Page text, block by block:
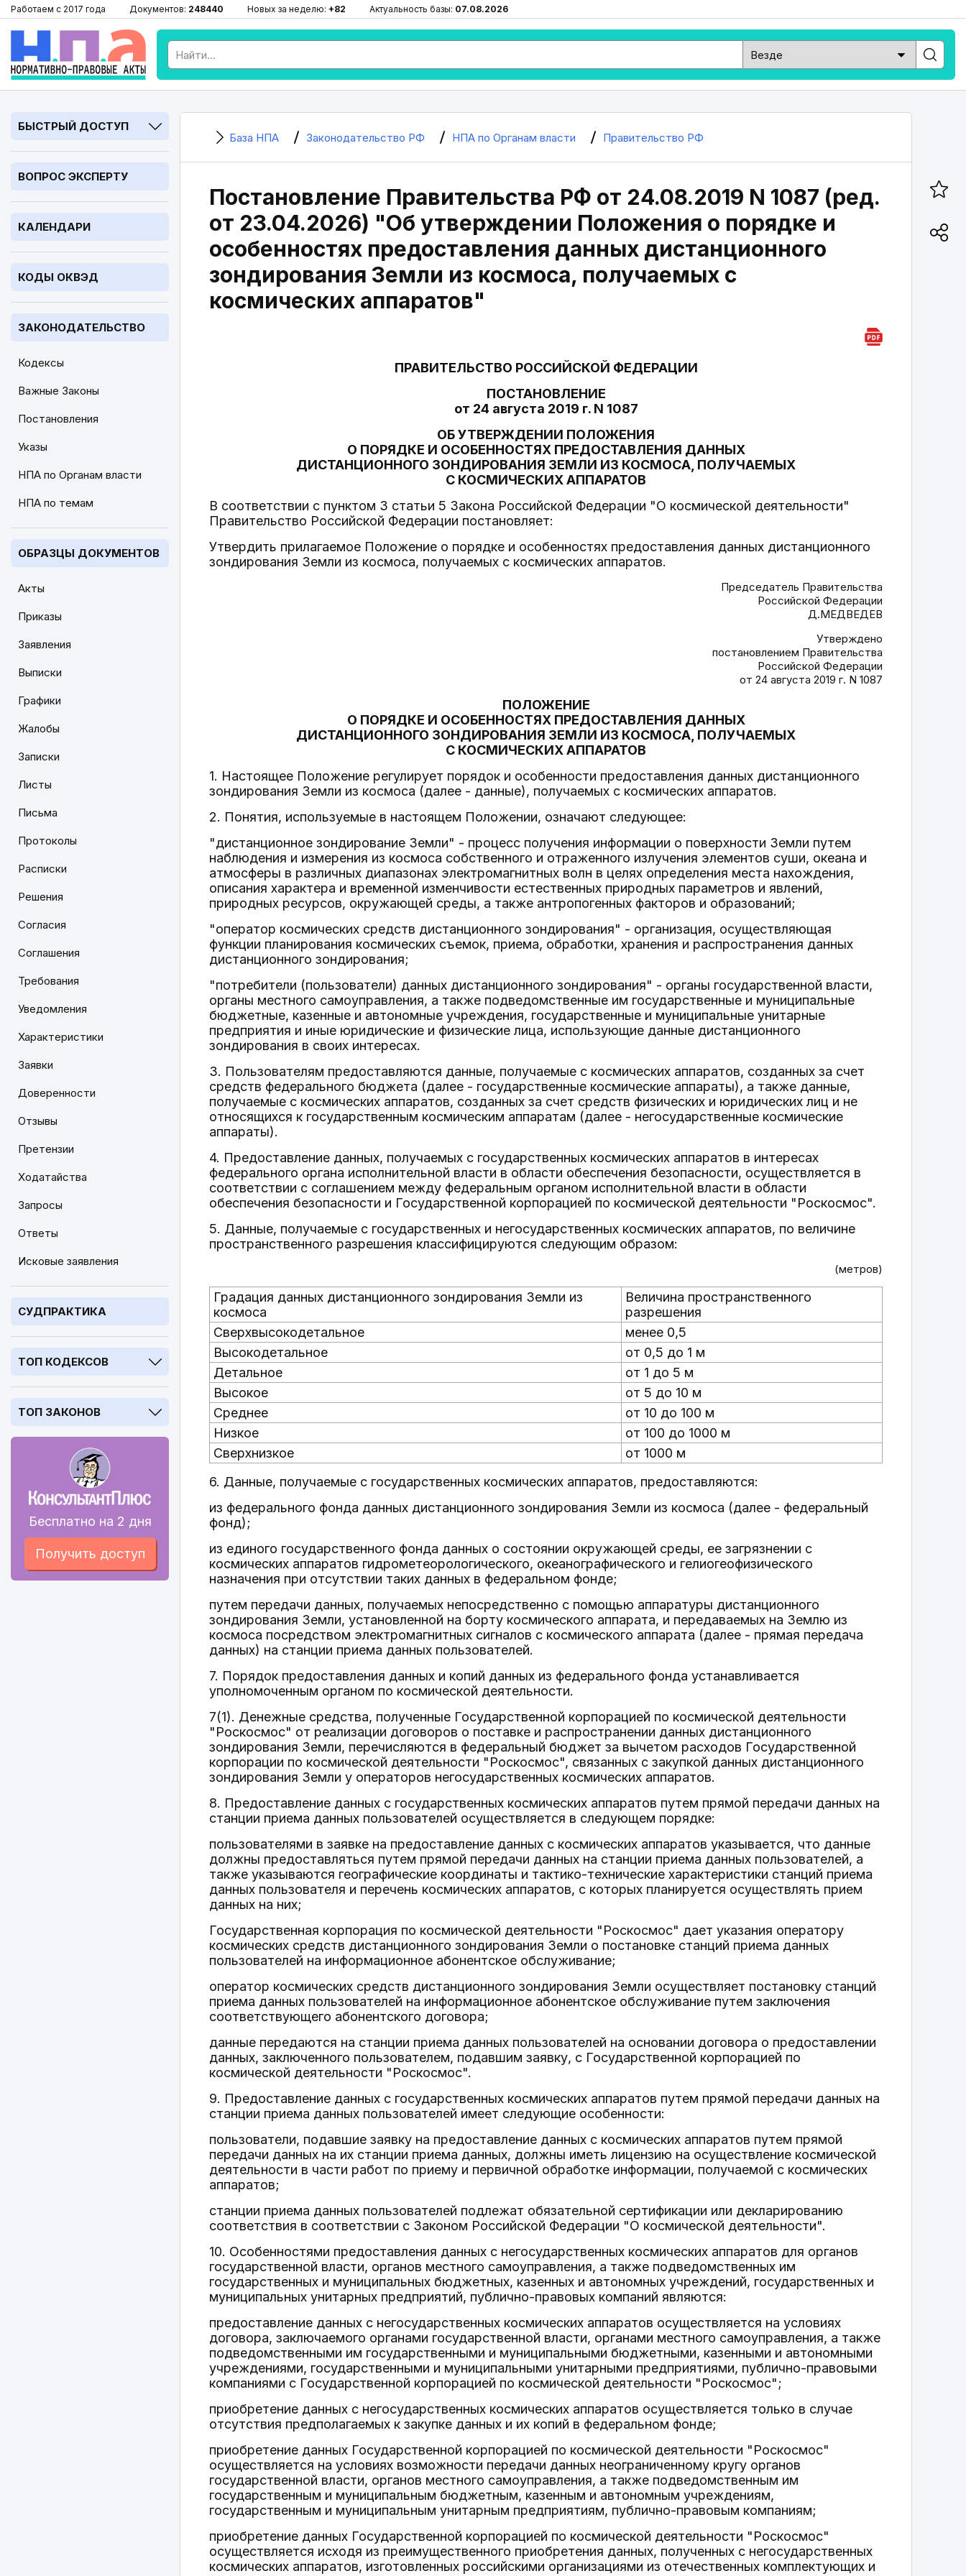
Работаем с 2017 года Документов: 248440 Новых за неделю: +82 Актуальность базы: 07.08.2026
БЫСТРЫЙ ДОСТУП
ВОПРОС ЭКСПЕРТУ
КАЛЕНДАРИ
КОДЫ ОКВЭД
ЗАКОНОДАТЕЛЬСТВО
Кодексы
Важные Законы
Постановления
Указы
НПА по Органам власти
НПА по темам
ОБРАЗЦЫ ДОКУМЕНТОВ
Акты
Приказы
Заявления
Выписки
Графики
Жалобы
Записки
Листы
Письма
Протоколы
Расписки
Решения
Согласия
Соглашения
Требования
Уведомления
Характеристики
Заявки
Доверенности
Отзывы
Претензии
Ходатайства
Запросы
Ответы
Исковые заявления
СУДПРАКТИКА
ТОП КОДЕКСОВ
ТОП ЗАКОНОВ
Бесплатно на 2 дня
Получить доступ
База НПА Законодательство РФ НПА по Органам власти Правительство РФ
Постановление Правительства РФ от 24.08.2019 N 1087 (ред.
от 23.04.2026) "Об утверждении Положения о порядке и
особенностях предоставления данных дистанционного
зондирования Земли из космоса, получаемых с
космических аппаратов"
ПРАВИТЕЛЬСТВО РОССИЙСКОЙ ФЕДЕРАЦИИ
ПОСТАНОВЛЕНИЕ
от 24 августа 2019 г. N 1087
ОБ УТВЕРЖДЕНИИ ПОЛОЖЕНИЯ
О ПОРЯДКЕ И ОСОБЕННОСТЯХ ПРЕДОСТАВЛЕНИЯ ДАННЫХ
ДИСТАНЦИОННОГО ЗОНДИРОВАНИЯ ЗЕМЛИ ИЗ КОСМОСА, ПОЛУЧАЕМЫХ
С КОСМИЧЕСКИХ АППАРАТОВ
В соответствии с пунктом 3 статьи 5 Закона Российской Федерации "О космической деятельности"
Правительство Российской Федерации постановляет:
Утвердить прилагаемое Положение о порядке и особенностях предоставления данных дистанционного
зондирования Земли из космоса, получаемых с космических аппаратов.
Председатель Правительства
Российской Федерации
Д.МЕДВЕДЕВ
Утверждено
постановлением Правительства
Российской Федерации
от 24 августа 2019 г. N 1087
ПОЛОЖЕНИЕ
О ПОРЯДКЕ И ОСОБЕННОСТЯХ ПРЕДОСТАВЛЕНИЯ ДАННЫХ
ДИСТАНЦИОННОГО ЗОНДИРОВАНИЯ ЗЕМЛИ ИЗ КОСМОСА, ПОЛУЧАЕМЫХ
С КОСМИЧЕСКИХ АППАРАТОВ
1. Настоящее Положение регулирует порядок и особенности предоставления данных дистанционного
зондирования Земли из космоса (далее - данные), получаемых с космических аппаратов.
2. Понятия, используемые в настоящем Положении, означают следующее:
"дистанционное зондирование Земли" - процесс получения информации о поверхности Земли путем
наблюдения и измерения из космоса собственного и отраженного излучения элементов суши, океана и
атмосферы в различных диапазонах электромагнитных волн в целях определения места нахождения,
описания характера и временной изменчивости естественных природных параметров и явлений,
природных ресурсов, окружающей среды, а также антропогенных факторов и образований;
"оператор космических средств дистанционного зондирования" - организация, осуществляющая
функции планирования космических съемок, приема, обработки, хранения и распространения данных
дистанционного зондирования;
"потребители (пользователи) данных дистанционного зондирования" - органы государственной власти,
органы местного самоуправления, а также подведомственные им государственные и муниципальные
бюджетные, казенные и автономные учреждения, государственные и муниципальные унитарные
предприятия и иные юридические и физические лица, использующие данные дистанционного
зондирования в своих интересах.
3. Пользователям предоставляются данные, получаемые с космических аппаратов, созданных за счет
средств федерального бюджета (далее - государственные космические аппараты), а также данные,
получаемые с космических аппаратов, созданных за счет средств физических и юридических лиц и не
относящихся к государственным космическим аппаратам (далее - негосударственные космические
аппараты).
4. Предоставление данных, получаемых с государственных космических аппаратов в интересах
федерального органа исполнительной власти в области обеспечения безопасности, осуществляется в
соответствии с соглашением между федеральным органом исполнительной власти в области
обеспечения безопасности и Государственной корпорацией по космической деятельности "Роскосмос".
5. Данные, получаемые с государственных и негосударственных космических аппаратов, по величине
пространственного разрешения классифицируются следующим образом:
(метров)
Градация данных дистанционного зондирования Земли из
космоса
Величина пространственного
разрешения
Сверхвысокодетальное
менее 0,5
Высокодетальное
от 0,5 до 1 м
Детальное
от 1 до 5 м
Высокое
от 5 до 10 м
Среднее
от 10 до 100 м
Низкое
от 100 до 1000 м
Сверхнизкое
от 1000 м
6. Данные, получаемые с государственных космических аппаратов, предоставляются:
из федерального фонда данных дистанционного зондирования Земли из космоса (далее - федеральный
фонд);
из единого государственного фонда данных о состоянии окружающей среды, ее загрязнении с
космических аппаратов гидрометеорологического, океанографического и гелиогеофизического
назначения при отсутствии таких данных в федеральном фонде;
путем передачи данных, получаемых непосредственно с помощью аппаратуры дистанционного
зондирования Земли, установленной на борту космического аппарата, и передаваемых на Землю из
космоса посредством электромагнитных сигналов с космического аппарата (далее - прямая передача
данных) на станции приема данных пользователей.
7. Порядок предоставления данных и копий данных из федерального фонда устанавливается
уполномоченным органом по космической деятельности.
7(1). Денежные средства, полученные Государственной корпорацией по космической деятельности
"Роскосмос" от реализации договоров о поставке и распространении данных дистанционного
зондирования Земли, перечисляются в федеральный бюджет за вычетом расходов Государственной
корпорации по космической деятельности "Роскосмос", связанных с закупкой данных дистанционного
зондирования Земли у операторов негосударственных космических аппаратов.
8. Предоставление данных с государственных космических аппаратов путем прямой передачи данных на
станции приема данных пользователей осуществляется в следующем порядке:
пользователями в заявке на предоставление данных с космических аппаратов указывается, что данные
должны предоставляться путем прямой передачи данных на станции приема данных пользователей, а
также указываются географические координаты и тактико-технические характеристики станций приема
данных пользователя и перечень космических аппаратов, с которых планируется осуществлять прием
данных на них;
Государственная корпорация по космической деятельности "Роскосмос" дает указания оператору
космических средств дистанционного зондирования Земли о постановке станций приема данных
пользователей на информационное абонентское обслуживание;
оператор космических средств дистанционного зондирования Земли осуществляет постановку станций
приема данных пользователей на информационное абонентское обслуживание путем заключения
соответствующего абонентского договора;
данные передаются на станции приема данных пользователей на основании договора о предоставлении
данных, заключенного пользователем, подавшим заявку, с Государственной корпорацией по
космической деятельности "Роскосмос".
9. Предоставление данных с государственных космических аппаратов путем прямой передачи данных на
станции приема данных пользователей имеет следующие особенности:
пользователи, подавшие заявку на предоставление данных с космических аппаратов путем прямой
передачи данных на их станции приема данных, должны иметь лицензию на осуществление космической
деятельности в части работ по приему и первичной обработке информации, получаемой с космических
аппаратов;
станции приема данных пользователей подлежат обязательной сертификации или декларированию
соответствия в соответствии с Законом Российской Федерации "О космической деятельности".
10. Особенностями предоставления данных с негосударственных космических аппаратов для органов
государственной власти, органов местного самоуправления, а также подведомственных им
государственных и муниципальных бюджетных, казенных и автономных учреждений, государственных и
муниципальных унитарных предприятий, публично-правовых компаний являются:
предоставление данных с негосударственных космических аппаратов осуществляется на условиях
договора, заключаемого органами государственной власти, органами местного самоуправления, а также
подведомственными им государственными и муниципальными бюджетными, казенными и автономными
учреждениями, государственными и муниципальными унитарными предприятиями, публично-правовыми
компаниями с Государственной корпорацией по космической деятельности "Роскосмос";
приобретение данных с негосударственных космических аппаратов осуществляется только в случае
отсутствия предполагаемых к закупке данных и их копий в федеральном фонде;
приобретение данных Государственной корпорацией по космической деятельности "Роскосмос"
осуществляется на условиях возможности передачи данных неограниченному кругу органов
государственной власти, органов местного самоуправления, а также подведомственным им
государственным и муниципальным бюджетным, казенным и автономным учреждениям,
государственным и муниципальным унитарным предприятиям, публично-правовым компаниям;
приобретение данных Государственной корпорацией по космической деятельности "Роскосмос"
осуществляется исходя из преимущественного приобретения данных, полученных с негосударственных
космических аппаратов, изготовленных российскими организациями из отечественных комплектующих и